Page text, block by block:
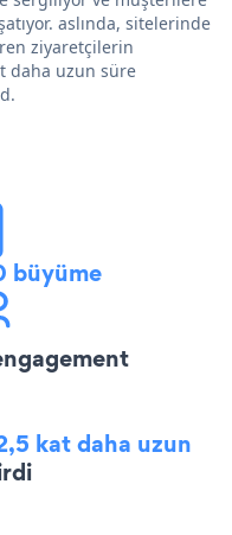
aslında, sitelerinde
ziyaretçilerin
daha uzun süre
büyüme
kat daha uzun